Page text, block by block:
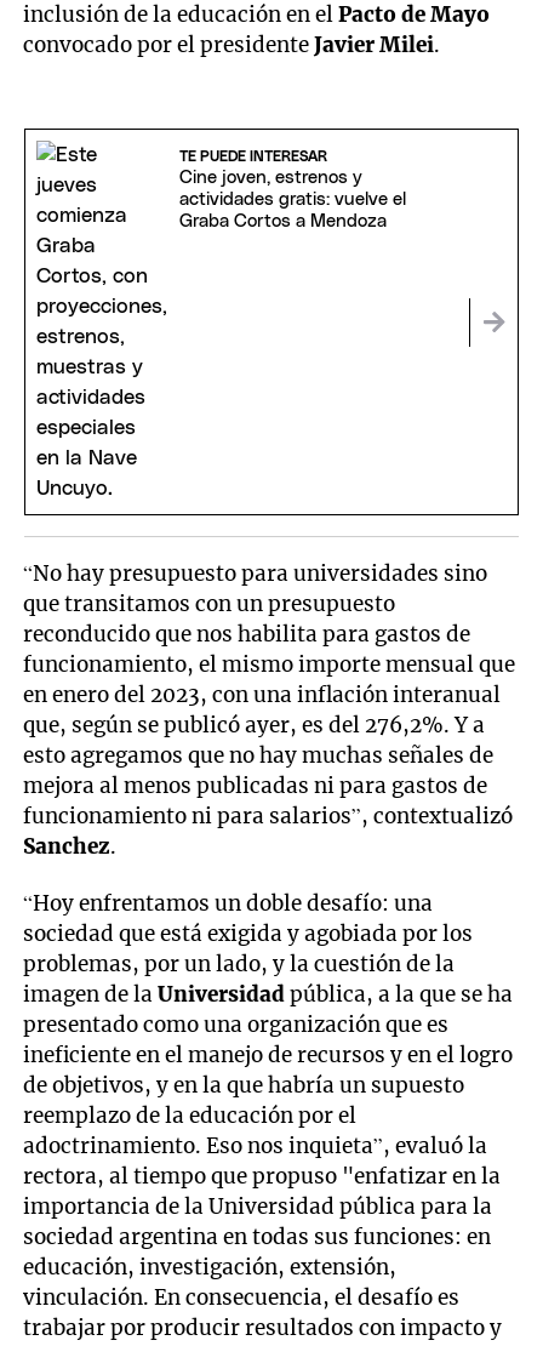
inclusión de la educación en elPacto de Mayo
convocado por el presidenteJavier Milei.
TE PUEDE INTERESAR
Cine joven, estrenos y
actividades gratis: vuelve el
Graba Cortos a Mendoza
“No hay presupuesto para universidades sino
que transitamos con un presupuesto
reconducido que nos habilita para gastos de
funcionamiento, el mismo importe mensual que
en enero del 2023, con una inflación interanual
que, según se publicó ayer, es del 276,2%. Y a
esto agregamos que no hay muchas señales de
mejora al menos publicadas ni para gastos de
funcionamiento ni para salarios”, contextualizó
Sanchez.
“Hoy enfrentamos un doble desafío: una
sociedad que está exigida y agobiada por los
problemas, por un lado, y la cuestión de la
imagen de laUniversidadpública, a la que se ha
presentado como una organización que es
ineficiente en el manejo de recursos y en el logro
de objetivos, y en la que habría un supuesto
reemplazo de la educación por el
adoctrinamiento. Eso nos inquieta”, evaluó la
rectora, al tiempo que propuso "enfatizar en la
importancia de la Universidad pública para la
sociedad argentina en todas sus funciones: en
educación, investigación, extensión,
vinculación. En consecuencia, el desafío es
trabajar por producir resultados con impacto y